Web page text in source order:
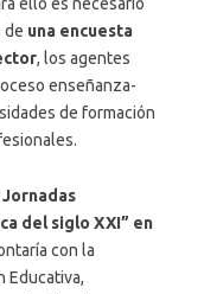
ello es necesario
de una encuesta
, los agentes
enseñanza-
de formación
del siglo XXI” en
con la
Educativa,